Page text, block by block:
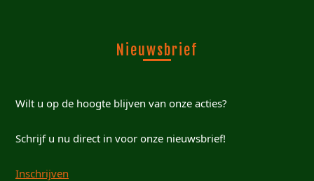
Nieuwsbrief
Wilt u op de hoogte blijven van onze acties?
Schrijf u nu direct in voor onze nieuwsbrief!
Inschrijven